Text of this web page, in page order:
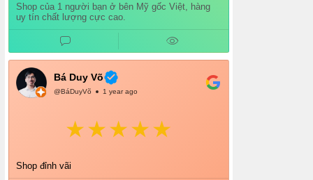
Shop của 1 người bạn ở bên Mỹ gốc Việt, hàng
uy tín chất lượng cực cao.
Bá Duy Võ
@BáDuyVõ 1 year ago
Shop đỉnh vãi